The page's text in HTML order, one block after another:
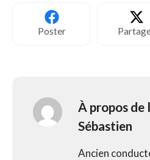
Poster
À propos de
Sébastien
Ancien